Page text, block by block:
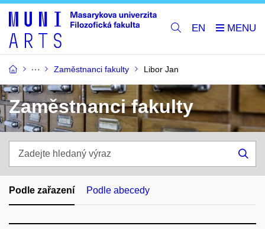
EN
Zaměstnanci fakulty Libor Jan
Zaměstnanci fakulty
hledaný
výraz
Podle zařazení Podle abecedy